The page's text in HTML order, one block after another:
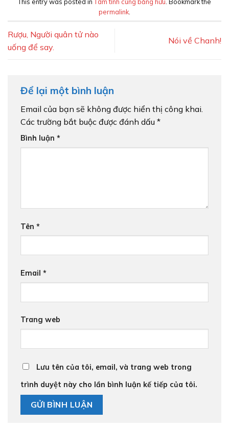
permalink
Rượu, Người quân tử nào
uống để say.
Nói về Chanh!
Để lại một bình luận
Email của bạn sẽ không được hiển thị công khai.
Các trường bắt buộc được đánh dấu *
Bình luận *
Tên *
Email *
Trang web
Lưu tên của tôi, email, và trang web trong
trình duyệt này cho lần bình luận kế tiếp của tôi.